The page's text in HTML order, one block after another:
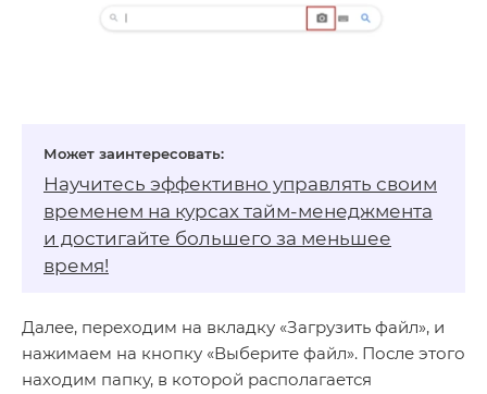
Научитесь эффективно управлять своим
временем на курсах тайм-менеджмента
и достигайте большего за меньшее
время!
Далее, переходим на вкладку «Загрузить файл», и
нажимаем на кнопку «Выберите файл». После этого
находим папку, в которой располагается